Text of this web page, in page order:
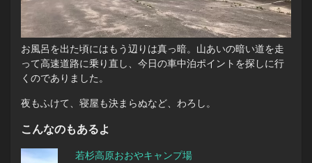
お風呂を出た頃にはもう辺りは真っ暗。山あいの暗い道を走
って高速道路に乗り直し、今日の車中泊ポイントを探しに行
くのでありました。
夜もふけて、寝屋も決まらぬなど、わろし。
こんなのもあるよ
若杉高原おおやキャンプ場